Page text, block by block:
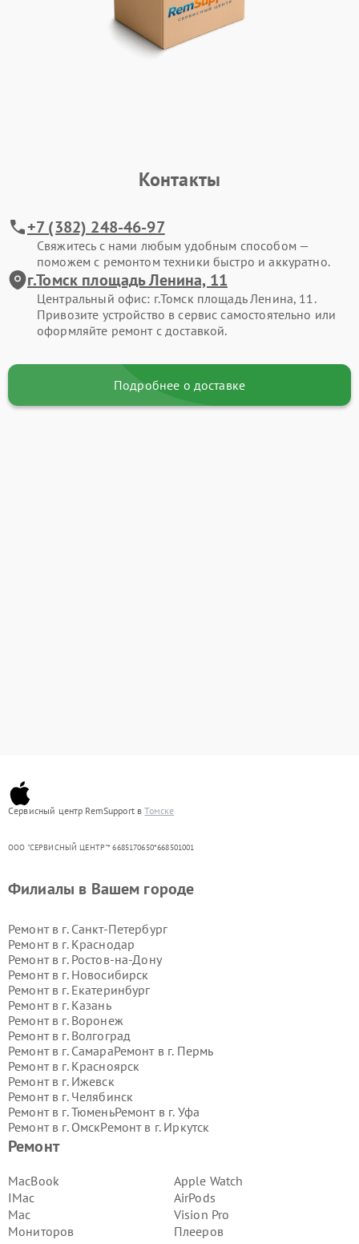
Контакты
+7 (382) 248-46-97
Свяжитесь с нами любым удобным способом —
поможем с ремонтом техники быстро и аккуратно.
г.Томск площадь Ленина, 11
Центральный офис: г.Томск площадь Ленина, 11.
Привозите устройство в сервис самостоятельно или
оформляйте ремонт с доставкой.
Подробнее о доставке
Сервисный центр RemSupport вТомске
ООО "СЕРВИСНЫЙ ЦЕНТР"* 6685170650*668501001
Ремонт
MacBook
IMac
Mac
Мониторов
Apple Watch
AirPods
Vision Pro
Плееров
Филиалы в Вашем городе
Ремонт в г. Санкт-Петербург
Ремонт в г. Краснодар
Ремонт в г. Ростов-на-Дону
Ремонт в г. Новосибирск
Ремонт в г. Екатеринбург
Ремонт в г. Казань
Ремонт в г. Воронеж
Ремонт в г. Волгоград
Ремонт в г. СамараРемонт в г. Пермь
Ремонт в г. Красноярск
Ремонт в г. Ижевск
Ремонт в г. Челябинск
Ремонт в г.ТюменьРемонт в г. Уфа
Ремонт в г. ОмскРемонт в г. Иркутск
Ремонт в г.
Ремонт в г.
Ремонт в г.
Ремонт в г.
Ремонт в г.
Ремонт в г.Ульяновск